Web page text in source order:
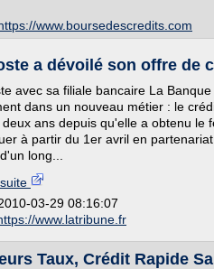
www.boursedescredits.com
a dévoilé son offre de
avec sa filiale bancaire La
dans un nouveau métier : le
ans depuis qu'elle a obtenu le
à partir du 1er avril en
long...
03-29 08:16:07
www.latribune.fr
Taux, Crédit Rapide